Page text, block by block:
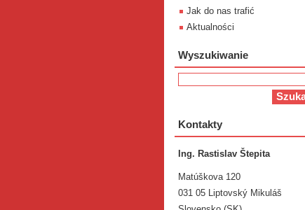
Jak do nas trafić
Aktualności
Wyszukiwanie
Kontakty
Ing. Rastislav Štepita
Matúškova 120
031 05 Liptovský Mikuláš